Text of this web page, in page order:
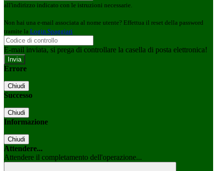
all'indirizzo indicato con le istruzioni necessarie.
Non hai una e-mail associata al nome utente? Effettua il reset della password
tramite la Login Spaggiari
E-mail inviata, si prega di controllare la casella di posta elettronica!
Errore
Chiudi
Successo
Chiudi
Informazione
Chiudi
Attendere...
Attendere il completamento dell'operazione...